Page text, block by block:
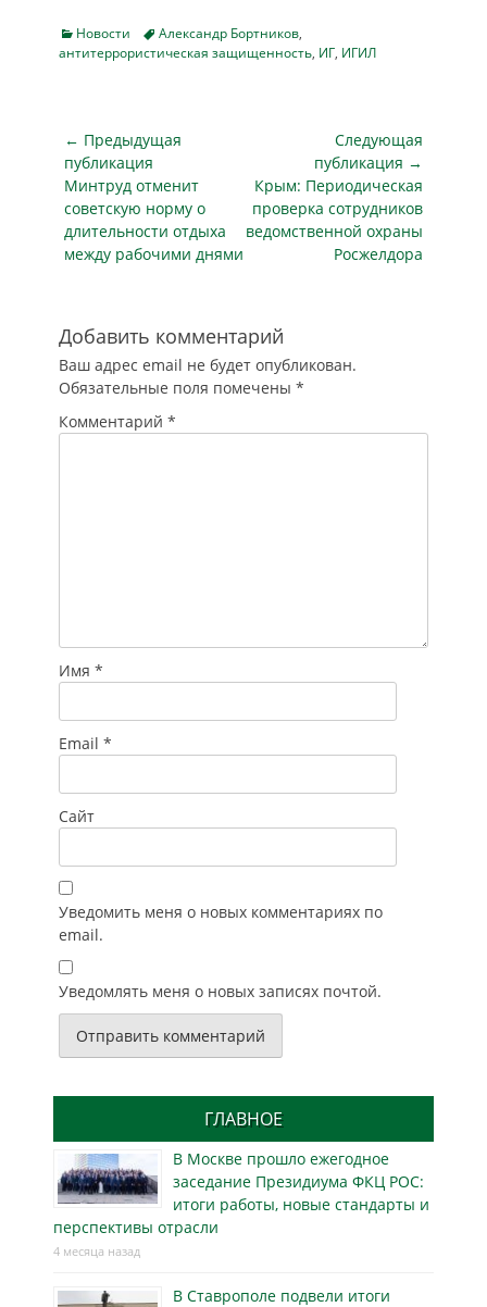
Их подготовкой в
большинстве
занимались
молодые люди,
имеющие…
учебные
заведения. Об этом
комитета (НАК)
заявил его
председатель,
директор ФСБ
России Александр
Бортников. По его
словам, эта
прямое следствие
активной вербовки
подростков через
закрытые каналы в
соцсетях…
Categories
Новости TagsАлександр Бортников,
антитеррористическая защищенность, ИГ, ИГИЛ
Навигация
по
записям
← Предыдущая
публикация
Предыдущая
публикация
Минтруд отменит
советскую норму о
длительности отдыха
между рабочими днями
Следующая
публикация →
Следующая
публикация
Крым: Периодическая
проверка сотрудников
ведомственной охраны
Росжелдора
Добавить комментарий
Ваш адрес email не будет опубликован.
Обязательные поля помечены *
Комментарий *
Имя *
Email *
Сайт
Уведомить меня о новых комментариях по
email.
Уведомлять меня о новых записях почтой.
ГЛАВНОЕ
В Москве прошло ежегодное
заседание Президиума ФКЦ РОС:
итоги работы, новые стандарты и
перспективы отрасли
4 месяца назад
В Ставрополе подвели итоги